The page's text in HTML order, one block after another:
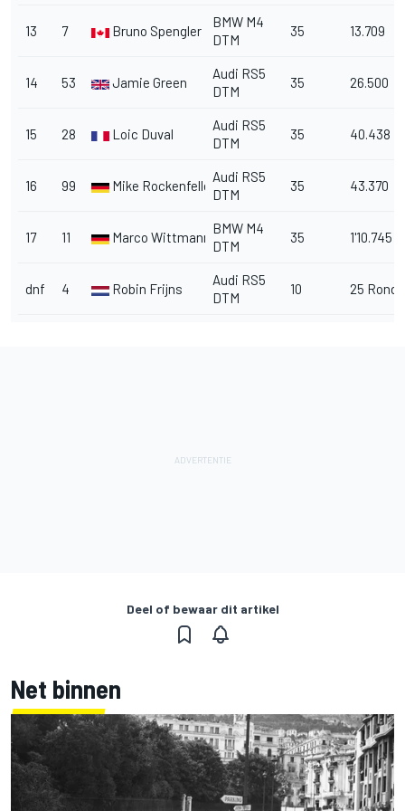
13 7 Bruno Spengler
BMW M4
DTM
35 13.709
14 53 Jamie Green
Audi RS5
DTM
35 26.500
15 28 Loic Duval
Audi RS5
DTM
35 40.438
16 99 Mike Rockenfeller
Audi RS5
DTM
35 43.370
17 11 Marco Wittmann
BMW M4
DTM
35 1'10.745
dnf 4 Robin Frijns
Audi RS5
DTM
10 25
Deel of bewaar dit artikel
Net binnen